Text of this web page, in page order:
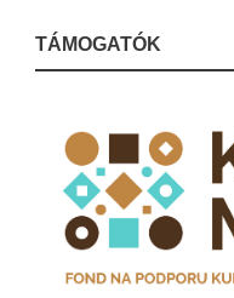
TÁMOGATÓK